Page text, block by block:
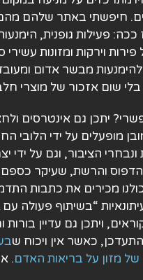
חיפשתי באתר שלהם
ככה: פעילות גופנית,
וירקות ומזונות עשירי
מבשר אדום
שום אזכור של מוצרי
יתכן גם אינטרסים
מופעלים על ידי הלובי
הציבור, וגם על ידי
הדפוס והרשת, שעיקר כספם
מכירים את כתבות
“בשיתוף פעולה
ויתכן גם עדיין בורות
כאשר אין ויכוח ש
מזון על בריאות האדם.